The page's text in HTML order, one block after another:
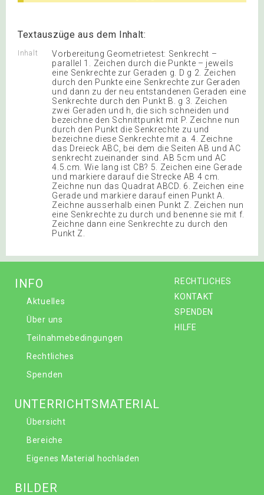
Textauszüge aus dem Inhalt:
Inhalt
Vorbereitung Geometrietest: Senkrecht –
parallel 1. Zeichen durch die Punkte – jeweils
eine Senkrechte zur Geraden g. D g 2. Zeichen
durch den Punkte eine Senkrechte zur Geraden
und dann zu der neu entstandenen Geraden eine
Senkrechte durch den Punkt B. g 3. Zeichen
zwei Geraden und h, die sich schneiden und
bezeichne den Schnittpunkt mit P. Zeichne nun
durch den Punkt die Senkrechte zu und
bezeichne diese Senkrechte mit a. 4. Zeichne
das Dreieck ABC, bei dem die Seiten AB und AC
senkrecht zueinander sind. AB 5cm und AC
4.5.cm. Wie lang ist CB? 5. Zeichen eine Gerade
und markiere darauf die Strecke AB 4 cm.
Zeichne nun das Quadrat ABCD. 6. Zeichen eine
Gerade und markiere darauf einen Punkt A.
Zeichne ausserhalb einen Punkt Z. Zeichen nun
eine Senkrechte zu durch und benenne sie mit f.
Zeichne dann eine Senkrechte zu durch den
Punkt Z.
RECHTLICHES
KONTAKT
SPENDEN
HILFE
INFO
Aktuelles
Über uns
Teilnahmebedingungen
Rechtliches
Spenden
UNTERRICHTSMATERIAL
Übersicht
Bereiche
Eigenes Material hochladen
BILDER